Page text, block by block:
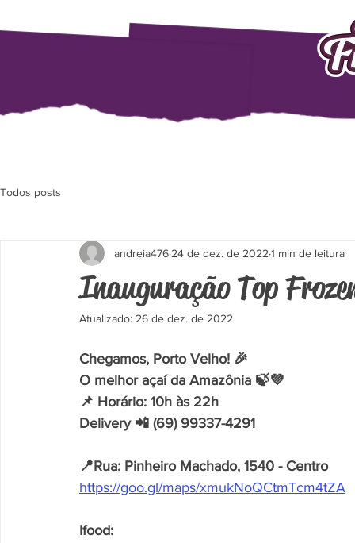
Todos posts
Inauguração Top
andreia476 24 de dez. de 2022 1 min de leitura
Atualizado: 26 de dez. de 2022
Chegamos, Porto Velho! 🎉
O melhor açaí da Amazônia 🍃💜
📌 Horário: 10h às 22h
Delivery 📲 (69) 99337-4291
📍Rua: Pinheiro Machado, 1540 - Centro
https://goo.gl/maps/xmukNoQCtmTcm4tZA
Ifood: